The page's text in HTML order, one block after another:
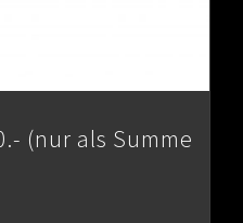
(nur als Summe